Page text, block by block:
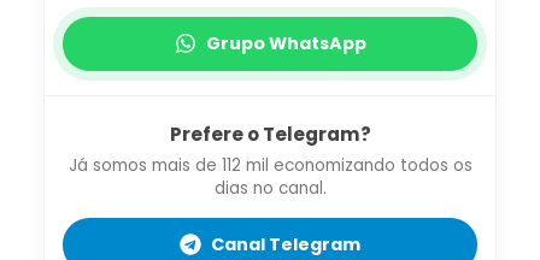
Grupo WhatsApp
Prefere o Telegram?
Já somos mais de 112 mil economizando todos os
dias no canal.
Canal Telegram